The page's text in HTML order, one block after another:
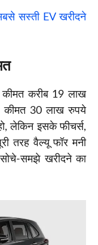
सस्ती EV खरीदने
करीब 19 लाख
कीमत 30 लाख रुपये
लेकिन इसके फीचर्स,
तरह वैल्यू फॉर मनी
समझे खरीदने का